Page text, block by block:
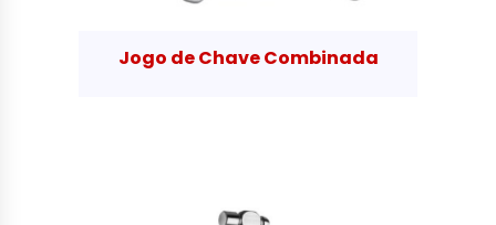
Jogo de Chave Combinada